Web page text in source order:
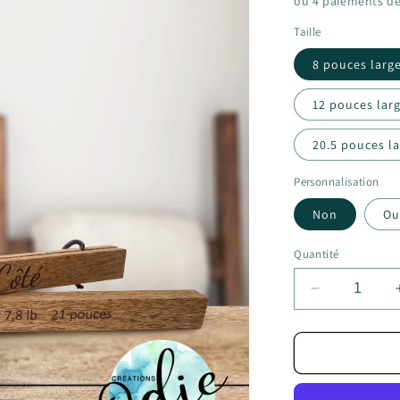
Taille
8 pouces large
12 pouces
20.5 pouces
Personnalisation
Non
Quantité
Réduire
la
quantité
Support